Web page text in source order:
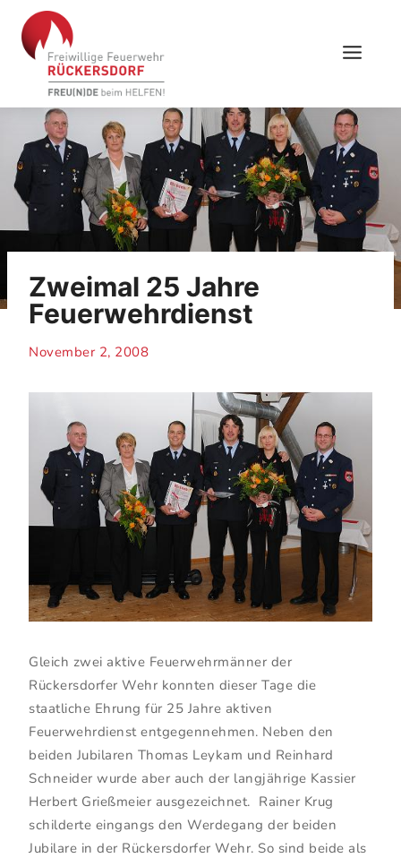
content
Zweimal 25 Jahre
Feuerwehrdienst
November 2, 2008
Gleich zwei aktive Feuerwehrmänner der
Rückersdorfer Wehr konnten dieser Tage die
staatliche Ehrung für 25 Jahre aktiven
Feuerwehrdienst entgegennehmen. Neben den
beiden Jubilaren Thomas Leykam und Reinhard
Schneider wurde aber auch der langjährige Kassier
Herbert Grießmeier ausgezeichnet. Rainer Krug
schilderte eingangs den Werdegang der beiden
Jubilare in der Rückersdorfer Wehr. So sind beide als